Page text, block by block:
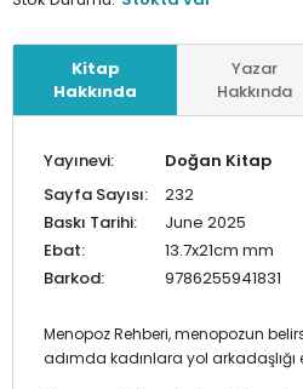
Kitap
Hakkında
Yazar
Hakkında
Yayınevi:
Doğan Kitap
Sayfa Sayısı:
232
Baskı Tarihi:
June 2025
Ebat:
13.7x21cm mm
Barkod:
9786255941831
Menopoz Rehberi, menopozun
adımda kadınlara yol